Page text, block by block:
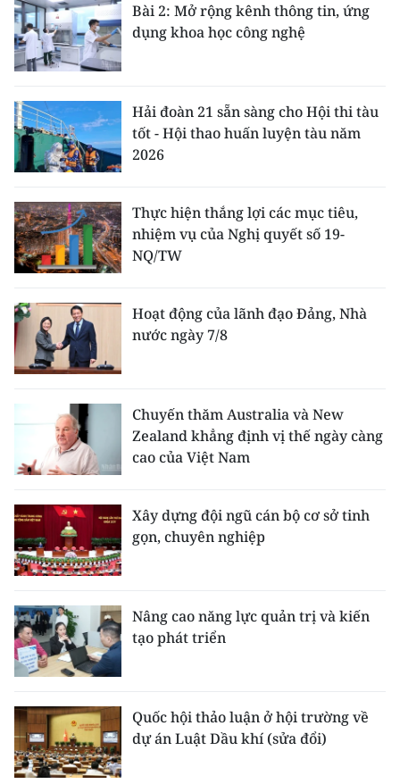
Bài 2: Mở rộng kênh thông tin, ứng
dụng khoa học công nghệ
Hải đoàn 21 sẵn sàng cho Hội thi tàu
tốt - Hội thao huấn luyện tàu năm
2026
Thực hiện thắng lợi các mục tiêu,
nhiệm vụ của Nghị quyết số 19-
NQ/TW
Hoạt động của lãnh đạo Đảng, Nhà
nước ngày 7/8
Chuyến thăm Australia và New
Zealand khẳng định vị thế ngày càng
cao của Việt Nam
Xây dựng đội ngũ cán bộ cơ sở tinh
gọn, chuyên nghiệp
Nâng cao năng lực quản trị và kiến
tạo phát triển
Quốc hội thảo luận ở hội trường về
dự án Luật Dầu khí (sửa đổi)